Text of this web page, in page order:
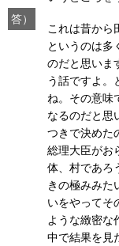
答）
これは昔から
というのは多
のだと思いま
う話ですよ。
ね。その意味
なるのだと思
つきで決めた
総理大臣がお
体、村であろ
きの極みみた
いをやってそ
ような緻密な
中で結果を見